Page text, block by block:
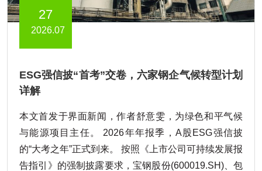
27
2026.07
ESG强信披“首考”交卷，六家钢企气候转型计划
详解
本文首发于界面新闻，作者舒意雯，为绿色和平气候
与能源项目主任。 2026年年报季，A股ESG强信披
的“大考之年”正式到来。 按照《上市公司可持续发展报
告指引》的强制披露要求，宝钢股份(600019.SH)、包